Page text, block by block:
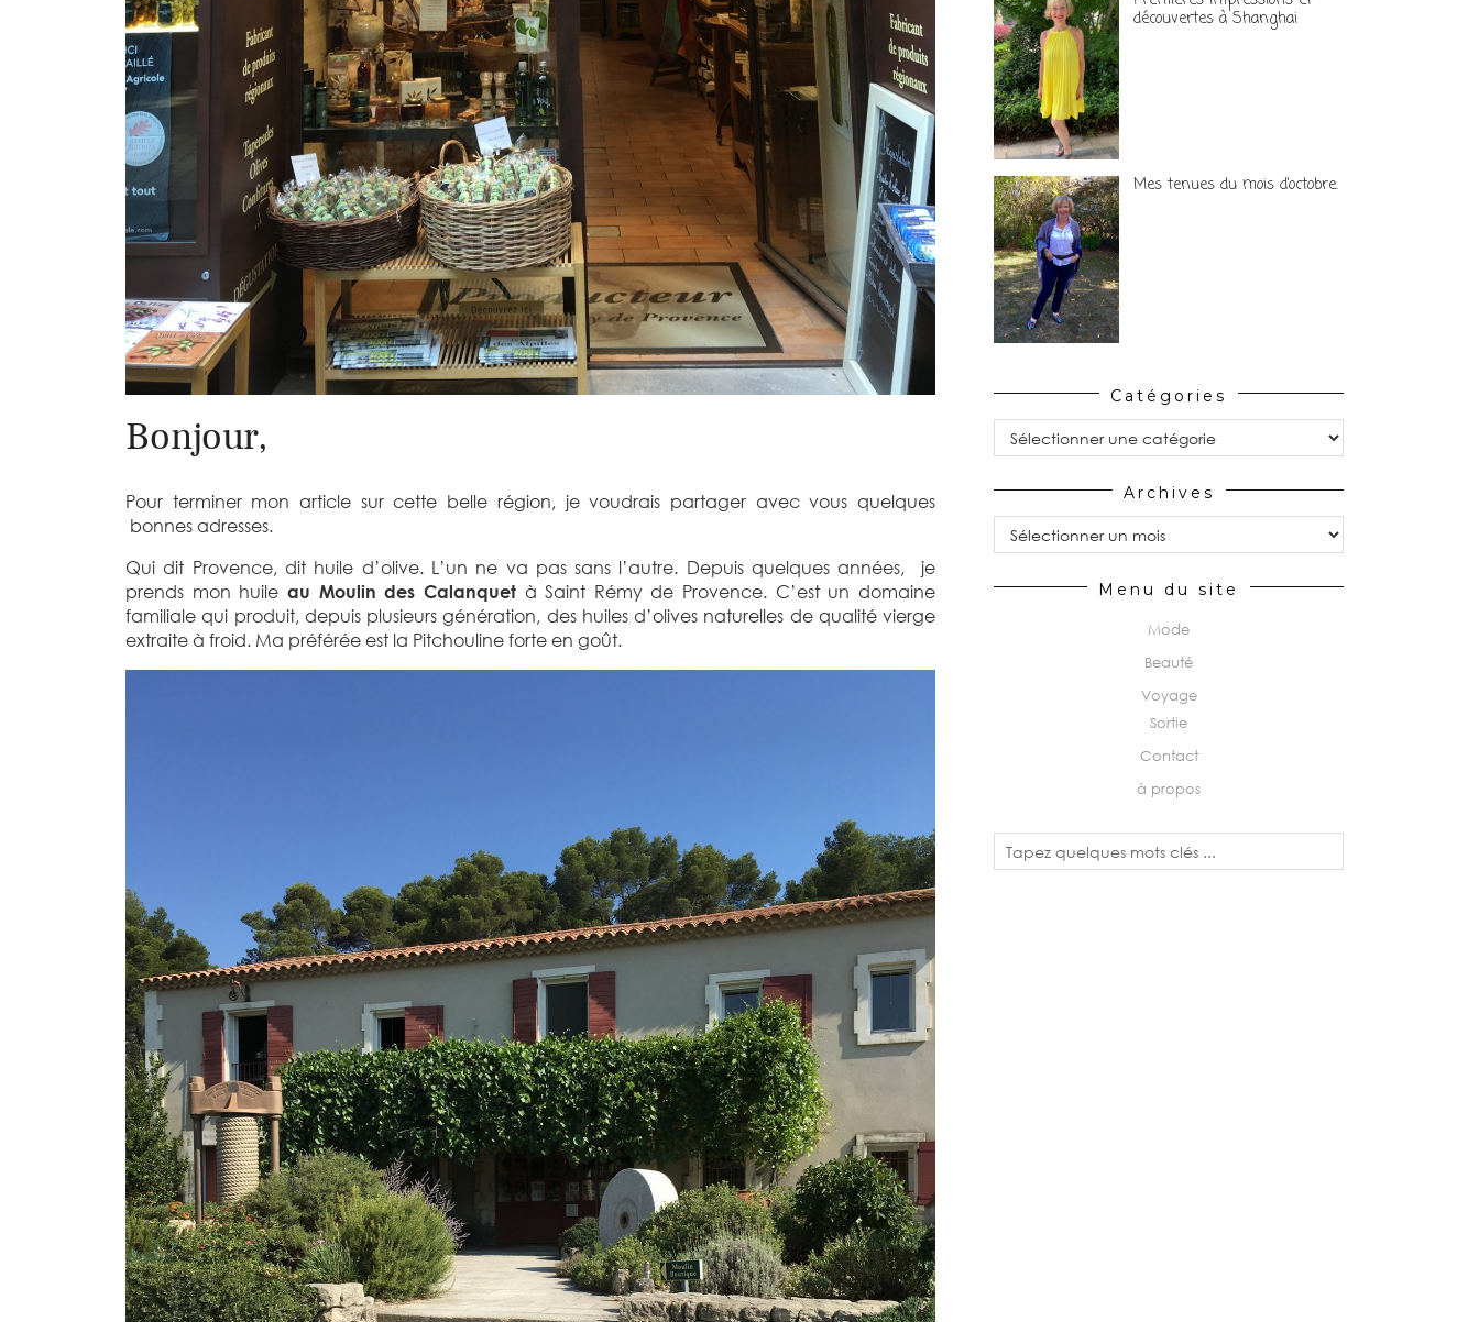
Bonjour,
Pour terminer mon article sur cette belle région, je voudrais partager avec vous quelques
bonnes adresses.
Qui dit Provence, dit huile d’olive. L’un ne va pas sans l’autre. Depuis quelques années, je
prends mon huile au Moulin des Calanquetà Saint Rémy de Provence. C’est un domaine
familiale qui produit, depuis plusieurs génération, des huiles d’olives naturelles de qualité vierge
extraite à froid. Ma préférée est la Pitchouline forte en goût.
découvertes à Shanghai
Mes tenues du mois d’octobre.
Catégories
Catégories
Archives
Archives
Menu du site
Mode
Beauté
Voyage
Sortie
Contact
à propos